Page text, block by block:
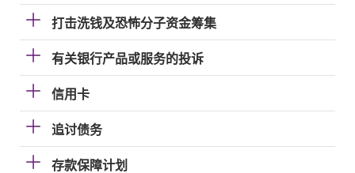
打击洗钱及恐怖分子资金筹集
有关银行产品或服务的投诉
信用卡
追讨债务
存款保障计划